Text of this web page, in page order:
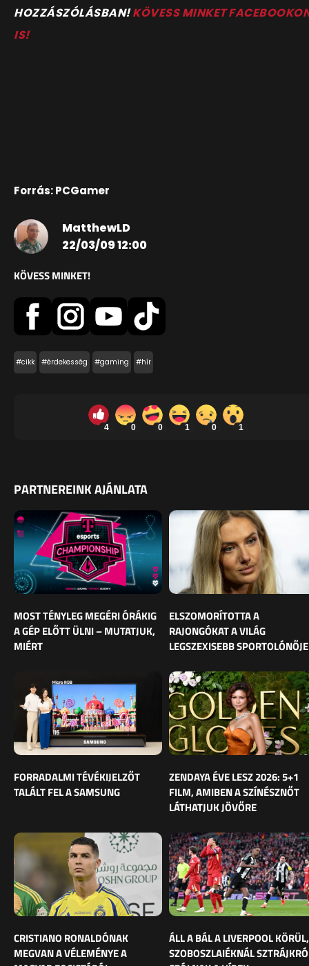
HOZZÁSZÓLÁSBAN!KÖVESS MINKET
IS!
Forrás: PCGamer
MatthewLD
22/03/09 12:00
KÖVESS MINKET!
#cikk #érdekesség #gaming #hír
4 0 0 1 0 1
PARTNEREINK AJÁNLATA
MOST TÉNYLEG MEGÉRI ÓRÁKIG
A GÉP ELŐTT ÜLNI – MUTATJUK,
MIÉRT
ELSZOMORÍTOTTA A
RAJONGÓKAT A VILÁG
LEGSZEXISEBB SPORTOLÓNŐJE
FORRADALMI TÉVÉKIJELZŐT
TALÁLT FEL A SAMSUNG
ZENDAYA ÉVE LESZ 2026: 5+1
FILM, AMIBEN A SZÍNÉSZNŐT
LÁTHATJUK JÖVŐRE
CRISTIANO RONALDÓNAK
MEGVAN A VÉLEMÉNYE A
ÁLL A BÁL A LIVERPOOL KÖRÜL,
SZOBOSZLAIÉKNÁL